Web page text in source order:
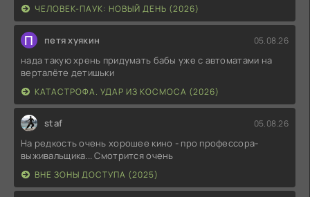
ЧЕЛОВЕК-ПАУК: НОВЫЙ ДЕНЬ (2026)
П петя хуякин 05.08.26
нада такую хрень придумать бабы уже с автоматами на
верталёте детишьки
КАТАСТРОФА. УДАР ИЗ КОСМОСА (2026)
staf 05.08.26
На редкость очень хорошее кино - про профессора-
выживальщика... Смотрится очень
ВНЕ ЗОНЫ ДОСТУПА (2025)